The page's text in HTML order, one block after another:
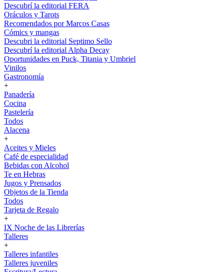
Descubrí la editorial FERA
Oráculos y Tarots
Recomendados por Marcos Casas
Cómics y mangas
Descubri la editorial Septimo Sello
Descubrí la editorial Alpha Decay
Oportunidades en Puck, Titania y Umbriel
Vinilos
Gastronomía
+
Panadería
Cocina
Pastelería
Todos
Alacena
+
Aceites y Mieles
Café de especialidad
Bebidas con Alcohol
Te en Hebras
Jugos y Prensados
Objetos de la Tienda
Todos
Tarjeta de Regalo
+
IX Noche de las Librerías
Talleres
+
Talleres infantiles
Talleres juveniles